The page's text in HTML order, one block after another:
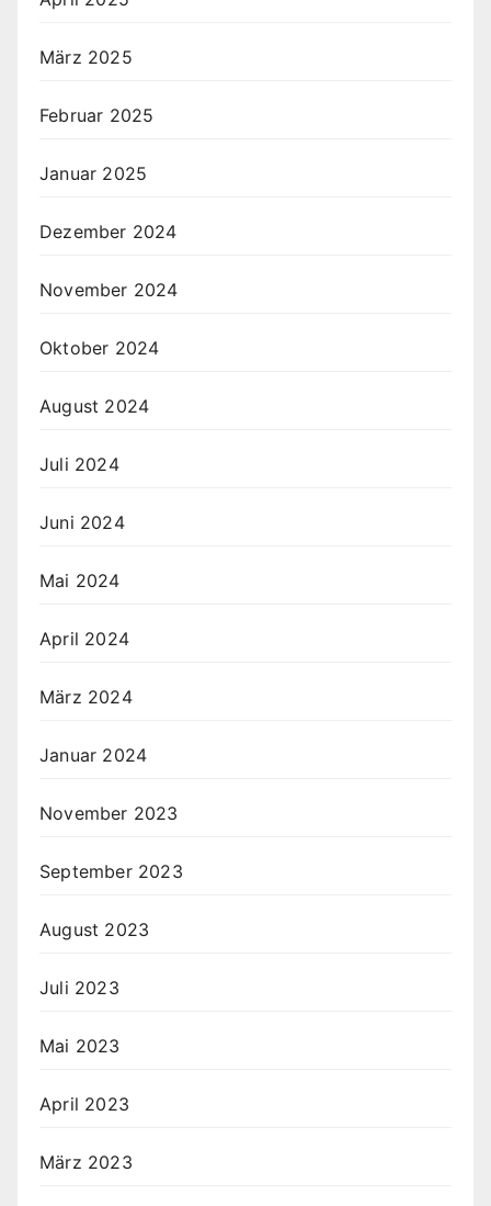
März 2025
Februar 2025
Januar 2025
Dezember 2024
November 2024
Oktober 2024
August 2024
Juli 2024
Juni 2024
Mai 2024
April 2024
März 2024
Januar 2024
November 2023
September 2023
August 2023
Juli 2023
Mai 2023
April 2023
März 2023